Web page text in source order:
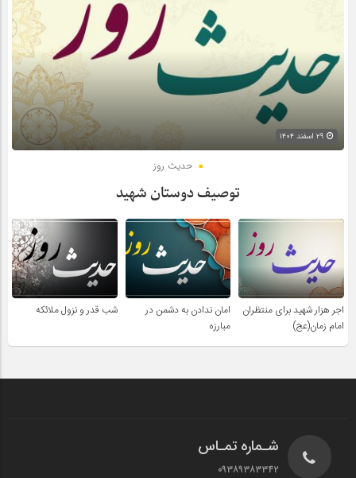
حدیث روز
توصیف دوستان شهید
اجر هزار شهید برای منتظران
امام زمان(عج)
امان ندادن به دشمن در
مبارزه
شب قدر و نزول ملائکه
شـماره تمـاس
۰۹۳۸۹۳۸۳۳۴۲